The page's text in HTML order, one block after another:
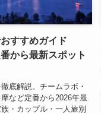
すすめガイド
から最新スポット
底解説。チームラボ・
など定番から2026年最
・カップル・一人旅別